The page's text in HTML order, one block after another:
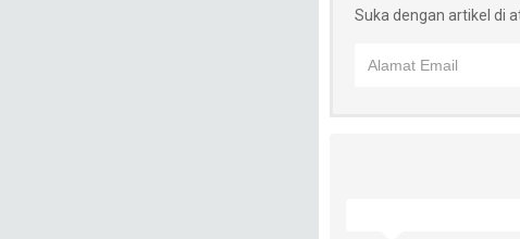
Suka dengan artikel di